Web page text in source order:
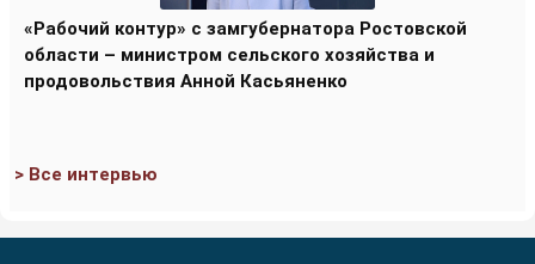
«Рабочий контур» с замгубернатора Ростовской
области – министром сельского хозяйства и
продовольствия Анной Касьяненко
> Все интервью